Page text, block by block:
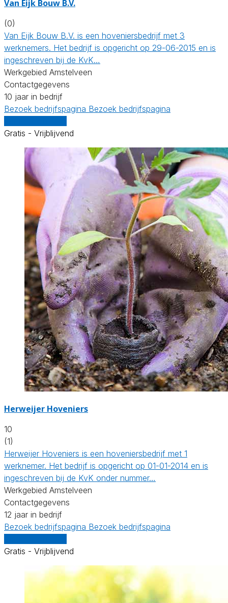
Van Eijk Bouw B.V.
(0)
Van Eijk Bouw B.V. is een hoveniersbedrijf met 3
werknemers. Het bedrijf is opgericht op 29-06-2015 en is
ingeschreven bij de KvK…
Werkgebied Amstelveen
Contactgegevens
10 jaar in bedrijf
Bezoek bedrijfspagina Bezoek bedrijfspagina
Gratis - Vrijblijvend
Herweijer Hoveniers
10
(1)
Herweijer Hoveniers is een hoveniersbedrijf met 1
werknemer. Het bedrijf is opgericht op 01-01-2014 en is
ingeschreven bij de KvK onder nummer…
Werkgebied Amstelveen
Contactgegevens
12 jaar in bedrijf
Bezoek bedrijfspagina Bezoek bedrijfspagina
Gratis - Vrijblijvend